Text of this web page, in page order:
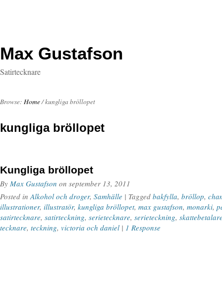
Max Gustafson
Satirtecknare
Browse: Home/kungliga bröllopet
kungliga bröllopet
Kungliga bröllopet
By Max Gustafson on september 13, 2011
Posted inAlkohol och droger, Samhälle | Tagged bakfylla, bröllop,
illustrationer, illustratör, kungliga bröllopet, max gustafson, monarki,
satirtecknare, satirteckning, serietecknare, serieteckning,
tecknare, teckning, victoria och daniel | 1 Response